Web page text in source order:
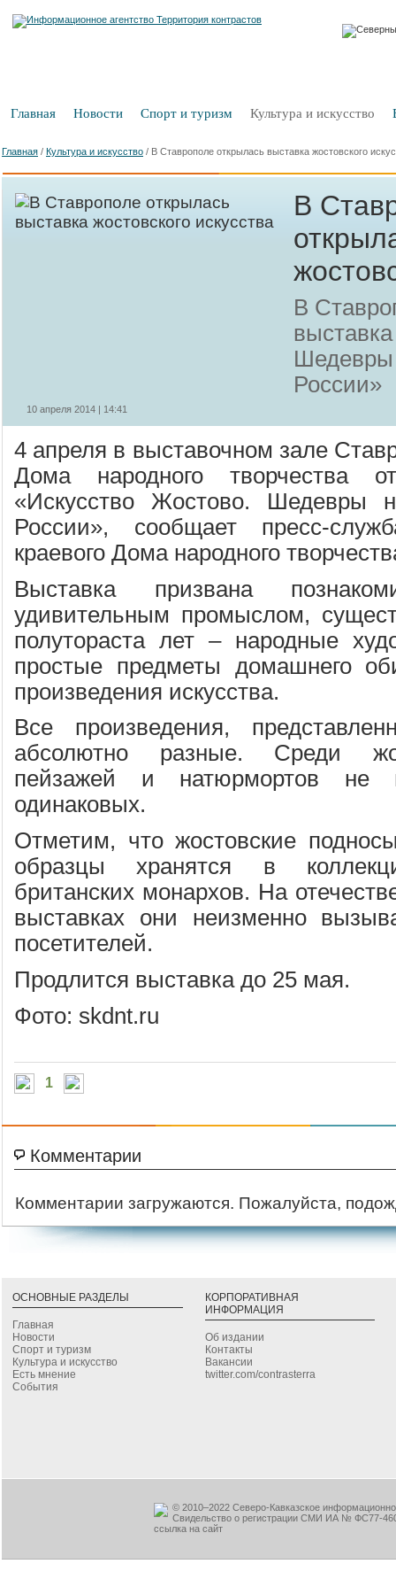
Главная Новости Спорт и туризм Культура и искусство
Главная / Культура и искусство / В Ставрополе открылась выставка жостовского
В
В
Шедевры
России»
10 апреля 2014 | 14:41
4 апреля в выставочном зале
Дома народного творчества
«Искусство Жостово. Шедевры
России», сообщает пресс-
краевого Дома народного
Выставка призвана
удивительным промыслом,
полутораста лет – народные
простые предметы домашнего
произведения искусства.
Все произведения,
абсолютно разные. Среди
пейзажей и натюрмортов не
одинаковых.
Отметим, что жостовские
образцы хранятся в
британских монархов. На
выставках они неизменно
посетителей.
Продлится выставка до 25 мая.
Фото: skdnt.ru
1
Комментарии
Комментарии загружаются. Пожалуйста,
ОСНОВНЫЕ РАЗДЕЛЫ
Главная
Новости
Спорт и туризм
Культура и искусство
Есть мнение
События
КОРПОРАТИВНАЯ
ИНФОРМАЦИЯ
Об издании
Контакты
Вакансии
twitter.com/contrasterra
© 2010–2022 Северо-Кавказское
Свидельство о регистрации СМИ ИА № ФС77-
ссылка на сайт